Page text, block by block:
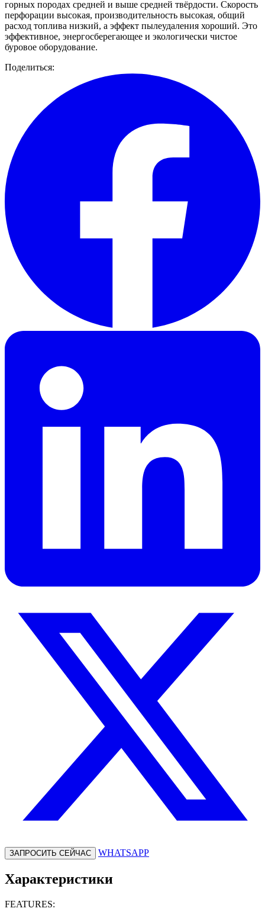
горных породах средней и выше средней твёрдости. Скорость
перфорации высокая, производительность высокая, общий
расход топлива низкий, а эффект пылеудаления хороший. Это
эффективное, энергосберегающее и экологически чистое
буровое оборудование.
Поделиться:
ЗАПРОСИТЬ СЕЙЧАС WHATSAPP
Характеристики
FEATURES: